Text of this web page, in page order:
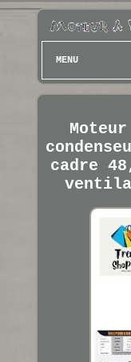
MENU
cadre